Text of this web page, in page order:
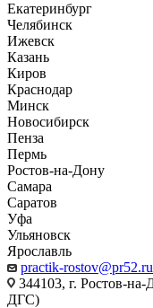
Екатеринбург
Челябинск
Ижевск
Казань
Киров
Краснодар
Минск
Новосибирск
Пенза
Пермь
Ростов-на-Дону
Самара
Саратов
Уфа
Ульяновск
Ярославль
practik-rostov@pr52.ru
344103, г. Ростов-на-
ДГС)